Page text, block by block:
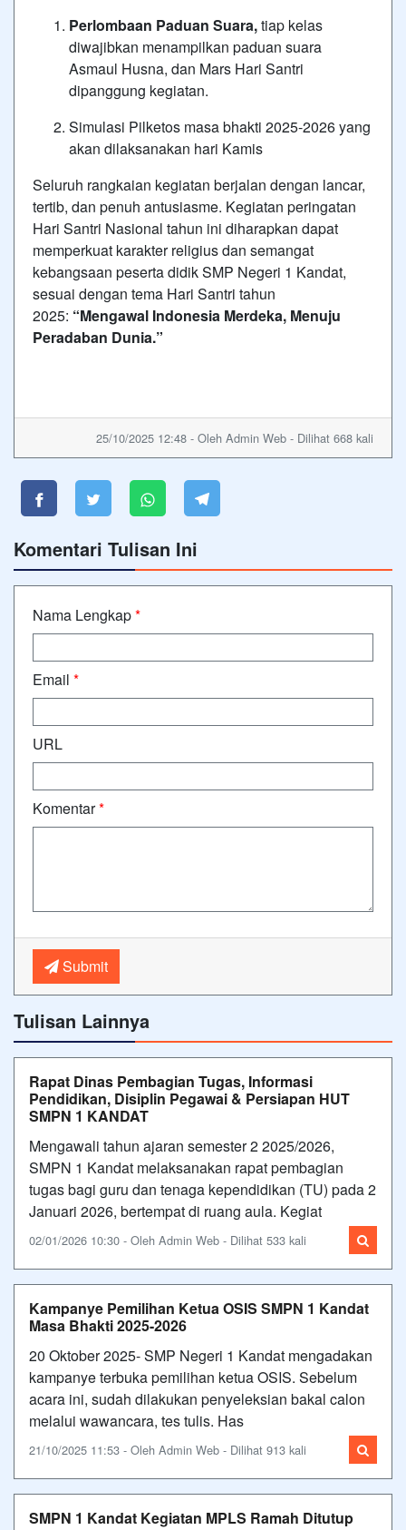
Perlombaan Paduan Suara,tiap kelas
diwajibkan menampilkan paduan suara
Asmaul Husna, dan Mars Hari Santri
dipanggung kegiatan.
Simulasi Pilketos masa bhakti 2025-2026 yang
akan dilaksanakan hari Kamis
Seluruh rangkaian kegiatan berjalan dengan lancar,
tertib, dan penuh antusiasme. Kegiatan peringatan
Hari Santri Nasional tahun ini diharapkan dapat
memperkuat karakter religius dan semangat
kebangsaan peserta didik SMP Negeri 1 Kandat,
sesuai dengan tema Hari Santri tahun
2025: “Mengawal Indonesia Merdeka, Menuju
Peradaban Dunia.”
25/10/2025 12:48 - Oleh Admin Web - Dilihat 668 kali
Komentari Tulisan Ini
Nama Lengkap*
Email *
URL
Komentar*
Submit
Tulisan Lainnya
Rapat Dinas Pembagian Tugas, Informasi
Pendidikan, Disiplin Pegawai & Persiapan HUT
SMPN 1 KANDAT
Mengawali tahun ajaran semester 2 2025/2026,
SMPN 1 Kandat melaksanakan rapat pembagian
tugas bagi guru dan tenaga kependidikan (TU) pada 2
Januari 2026, bertempat di ruang aula. Kegiat
02/01/2026 10:30 - Oleh Admin Web - Dilihat 533 kali
Kampanye Pemilihan Ketua OSIS SMPN 1 Kandat
Masa Bhakti 2025-2026
20 Oktober 2025- SMP Negeri 1 Kandat mengadakan
kampanye terbuka pemilihan ketua OSIS. Sebelum
acara ini, sudah dilakukan penyeleksian bakal calon
melalui wawancara, tes tulis. Has
21/10/2025 11:53 - Oleh Admin Web - Dilihat 913 kali
SMPN 1 Kandat Kegiatan MPLS Ramah Ditutup